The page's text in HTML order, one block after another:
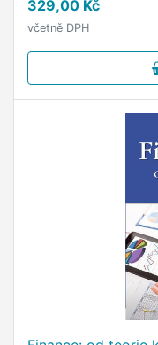
329,00 Kč
včetně DPH